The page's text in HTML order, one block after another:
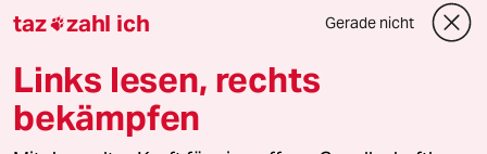
Downloads für Abonnierende
© 2026 taz Verlags und Vertriebs GmbH
taz zahl ich Gerade nicht
Links lesen, rechts
bekämpfen